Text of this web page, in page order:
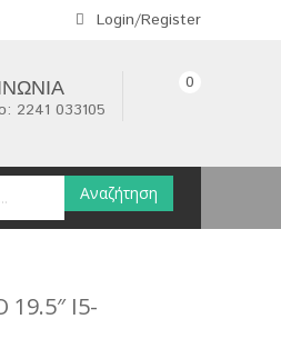
Login/Register
2241 033105
0
Αναζήτηση
19.5″ I5-